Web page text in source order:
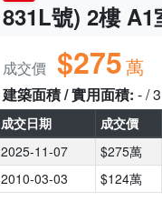
831L號) 2樓 A1
成交價 $275萬
建築面積 / 實用面積: - /
成交日期 成交價
2025-11-07
$275萬
2010-03-03
$124萬